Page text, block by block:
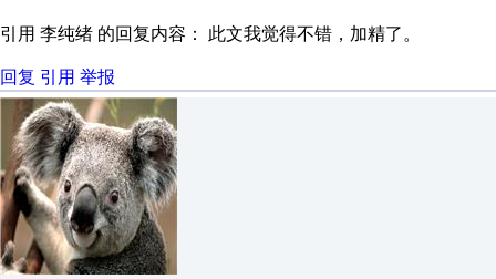
引用 李纯绪 的回复内容： 此文我觉得不错，加精了。
回复 引用 举报